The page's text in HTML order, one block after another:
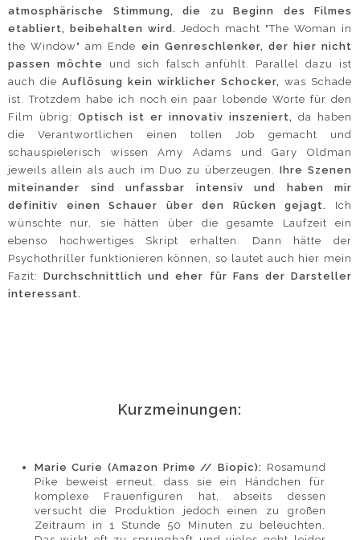
atmosphärische Stimmung, die zu Beginn des Filmes
etabliert, beibehalten wird. Jedoch macht "The Woman in
the Window" am Ende ein Genreschlenker, der hier nicht
passen möchte und sich falsch anfühlt. Parallel dazu ist
auch die Auflösung kein wirklicher Schocker, was Schade
ist. Trotzdem habe ich noch ein paar lobende Worte für den
Film übrig: Optisch ist er innovativ inszeniert, da haben
die Verantwortlichen einen tollen Job gemacht und
schauspielerisch wissen Amy Adams und Gary Oldman
jeweils allein als auch im Duo zu überzeugen.Ihre Szenen
miteinander sind unfassbar intensiv und haben mir
definitiv einen Schauer über den Rücken gejagt. Ich
wünschte nur, sie hätten über die gesamte Laufzeit ein
ebenso hochwertiges Skript erhalten. Dann hätte der
Psychothriller funktionieren können, so lautet auch hier mein
Fazit:Durchschnittlich und eher für Fans der Darsteller
interessant.
Kurzmeinungen:
Marie Curie (Amazon Prime // Biopic): Rosamund
Pike beweist erneut, dass sie ein Händchen für
komplexe Frauenfiguren hat, abseits dessen
versucht die Produktion jedoch einen zu großen
Zeitraum in 1 Stunde 50 Minuten zu beleuchten.